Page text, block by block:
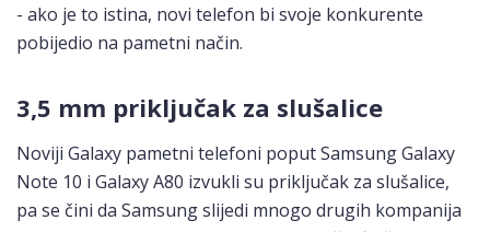
- ako je to istina, novi telefon bi svoje konkurente
pobijedio na pametni način.
3,5 mm priključak za slušalice
Noviji Galaxy pametni telefoni poput Samsung Galaxy
Note 10 i Galaxy A80 izvukli su priključak za slušalice,
pa se čini da Samsung slijedi mnogo drugih kompanija